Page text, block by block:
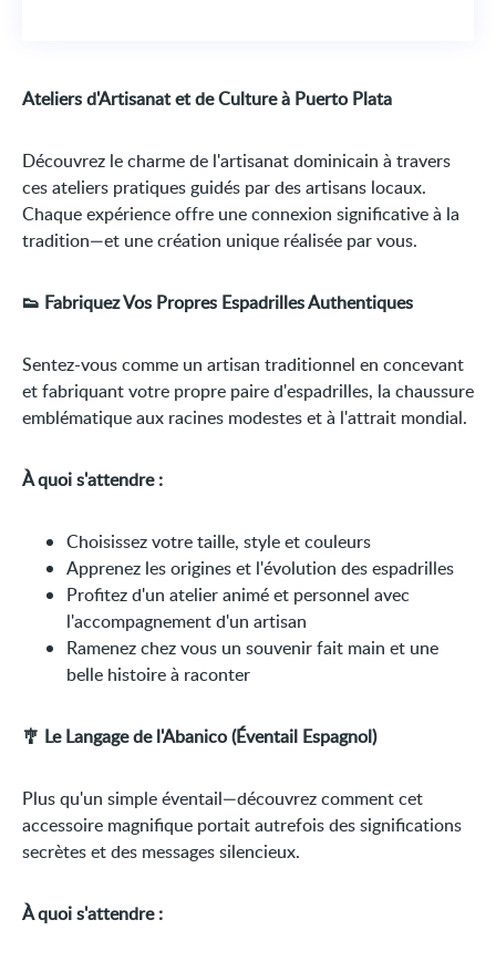
Ateliers d'Artisanat et de Culture à Puerto Plata
Découvrez le charme de l'artisanat dominicain à travers
ces ateliers pratiques guidés par des artisans locaux.
Chaque expérience offre une connexion significative à la
tradition—et une création unique réalisée par vous.
👟 Fabriquez Vos Propres Espadrilles Authentiques
Sentez-vous comme un artisan traditionnel en concevant
et fabriquant votre propre paire d'espadrilles, la chaussure
emblématique aux racines modestes et à l'attrait mondial.
À quoi s'attendre :
Choisissez votre taille, style et couleurs
Apprenez les origines et l'évolution des espadrilles
Profitez d'un atelier animé et personnel avec
l'accompagnement d'un artisan
Ramenez chez vous un souvenir fait main et une
belle histoire à raconter
🎐 Le Langage de l'Abanico (Éventail Espagnol)
Plus qu'un simple éventail—découvrez comment cet
accessoire magnifique portait autrefois des significations
secrètes et des messages silencieux.
À quoi s'attendre :